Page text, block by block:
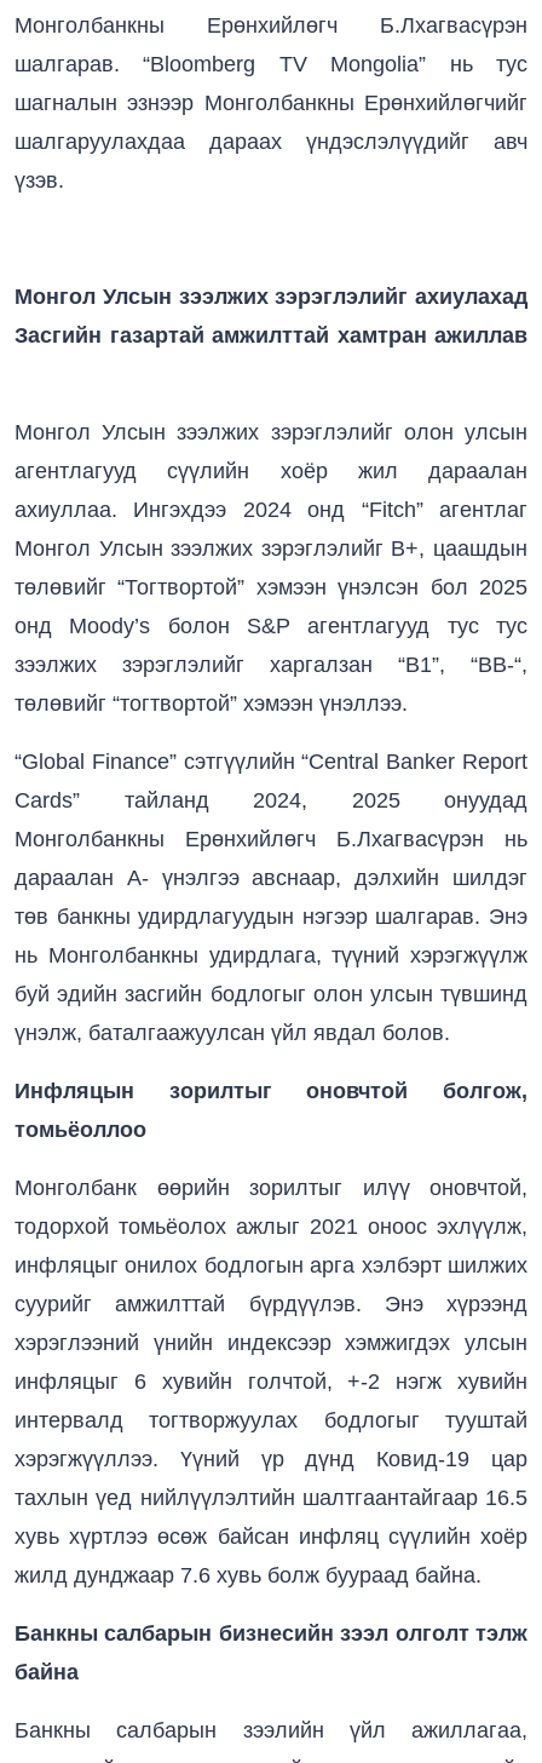
Монголбанкны Ерөнхийлөгч Б.Лхагвасүрэн
шалгарав. “Bloomberg TV Mongolia” нь тус
шагналын эзнээр Монголбанкны Ерөнхийлөгчийг
шалгаруулахдаа дараах үндэслэлүүдийг авч
үзэв.
Монгол Улсын зээлжих зэрэглэлийг ахиулахад
Засгийн газартай амжилттай хамтран ажиллав
Монгол Улсын зээлжих зэрэглэлийг олон улсын
агентлагууд сүүлийн хоёр жил дараалан
ахиуллаа. Ингэхдээ 2024 онд “Fitch” агентлаг
Монгол Улсын зээлжих зэрэглэлийг B+, цаашдын
төлөвийг “Тогтвортой” хэмээн үнэлсэн бол 2025
онд Moody’s болон S&P агентлагууд тус тус
зээлжих зэрэглэлийг харгалзан “B1”, “ВВ-“,
төлөвийг “тогтвортой” хэмээн үнэллээ.
“Global Finance” сэтгүүлийн “Central Banker Report
Cards” тайланд 2024, 2025 онуудад
Монголбанкны Ерөнхийлөгч Б.Лхагвасүрэн нь
дараалан А- үнэлгээ авснаар, дэлхийн шилдэг
төв банкны удирдлагуудын нэгээр шалгарав. Энэ
нь Монголбанкны удирдлага, түүний хэрэгжүүлж
буй эдийн засгийн бодлогыг олон улсын түвшинд
үнэлж, баталгаажуулсан үйл явдал болов.
Инфляцын зорилтыг оновчтой болгож,
томьёоллоо
Монголбанк өөрийн зорилтыг илүү оновчтой,
тодорхой томьёолох ажлыг 2021 оноос эхлүүлж,
инфляцыг онилох бодлогын арга хэлбэрт шилжих
суурийг амжилттай бүрдүүлэв. Энэ хүрээнд
хэрэглээний үнийн индексээр хэмжигдэх улсын
инфляцыг 6 хувийн голчтой, +-2 нэгж хувийн
интервалд тогтворжуулах бодлогыг тууштай
хэрэгжүүллээ. Үүний үр дүнд Ковид-19 цар
тахлын үед нийлүүлэлтийн шалтгаантайгаар 16.5
хувь хүртлээ өсөж байсан инфляц сүүлийн хоёр
жилд дунджаар 7.6 хувь болж буураад байна.
Банкны салбарын бизнесийн зээл олголт тэлж
байна
Банкны салбарын зээлийн үйл ажиллагаа,